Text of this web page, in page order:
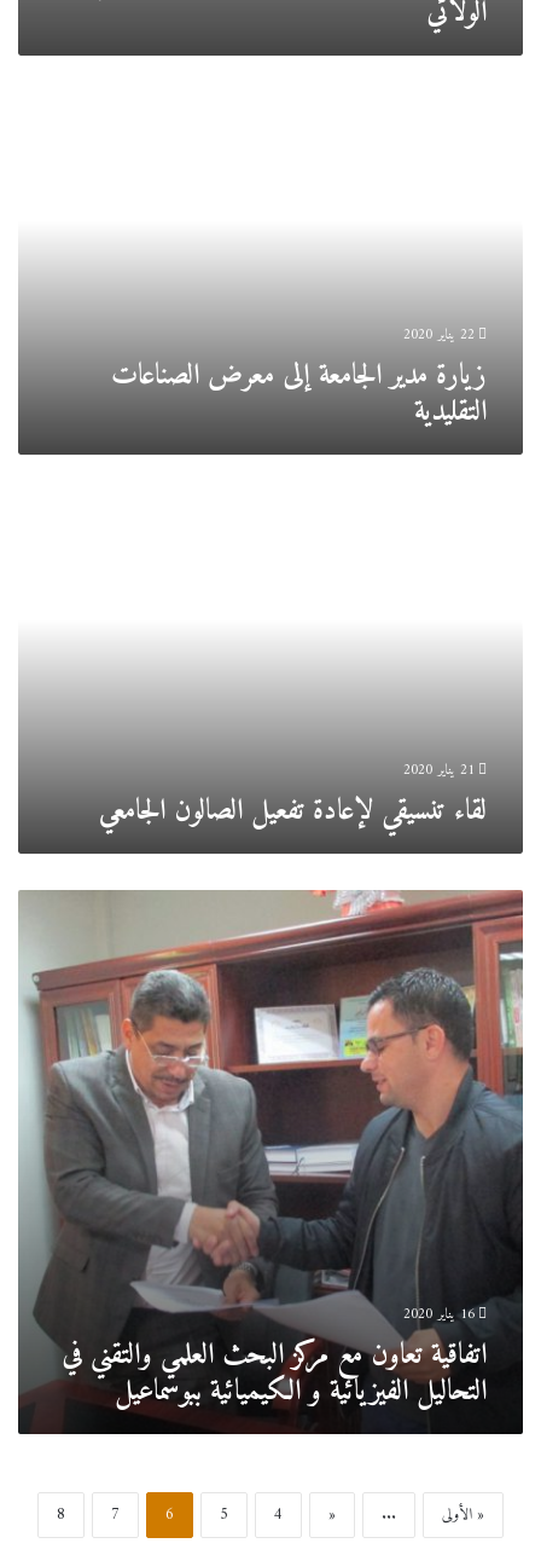
الولائي
22 يناير 2020
زيارة مدير الجامعة إلى معرض الصناعات
التقليدية
21 يناير 2020
لقاء تنسيقي لإعادة تفعيل الصالون الجامعي
اتفاقية
تعاون
مع
مركز
البحث
العلمي
والتقني
في
التحاليل
الفيزيائية
16 يناير 2020
اتفاقية تعاون مع مركز البحث العلمي والتقني في
التحاليل الفيزيائية و الكيميائية ببوسماعيل
« الأولى ...
«
4
5
6
7
8